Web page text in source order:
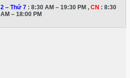
– Thứ 7: 8:30 AM – 19:30 PM , CN : 8:30
AM – 18:00 PM